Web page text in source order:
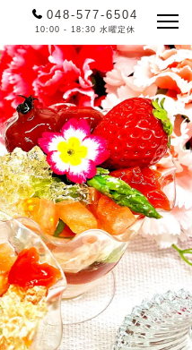
048-577-6504
10:00 - 18:30 水曜定休